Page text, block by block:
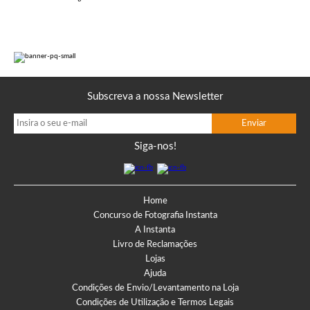
Subscreva a nossa Newsletter
Siga-nos!
Home
Concurso de Fotografia Instanta
A Instanta
Livro de Reclamações
Lojas
Ajuda
Condições de Envio/Levantamento na Loja
Condições de Utilização e Termos Legais